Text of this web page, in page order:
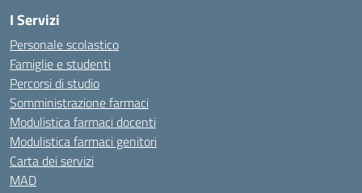
I Servizi
Personale scolastico
Famiglie e studenti
Percorsi di studio
Somministrazione farmaci
Modulistica farmaci docenti
Modulistica farmaci genitori
Carta dei servizi
MAD